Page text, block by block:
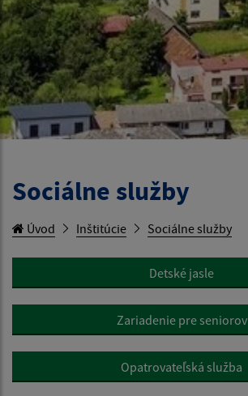
Sociálne služby
Úvod Inštitúcie Sociálne služby
Detské jasle
Zariadenie pre seniorov
Opatrovateľská služba